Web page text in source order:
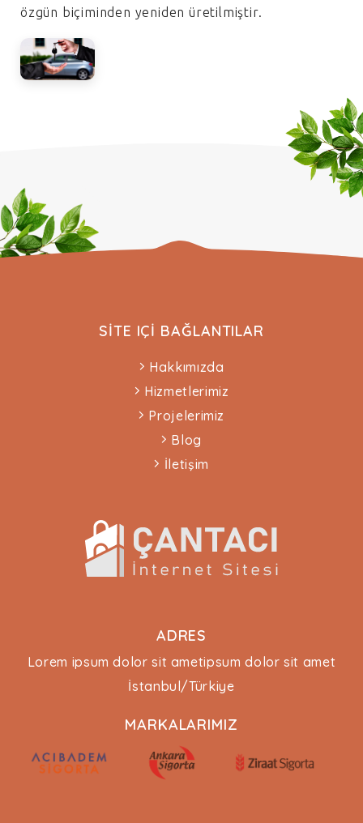
özgün biçiminden yeniden üretilmiştir.
SITE IÇI BAĞLANTILAR
Hakkımızda
Hizmetlerimiz
Projelerimiz
Blog
İletişim
ADRES
Lorem ipsum dolor sit ametipsum dolor sit amet
İstanbul/Türkiye
MARKALARIMIZ